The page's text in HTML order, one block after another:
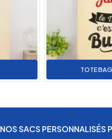
TOTE
NOS SACS PERSONNALISÉS